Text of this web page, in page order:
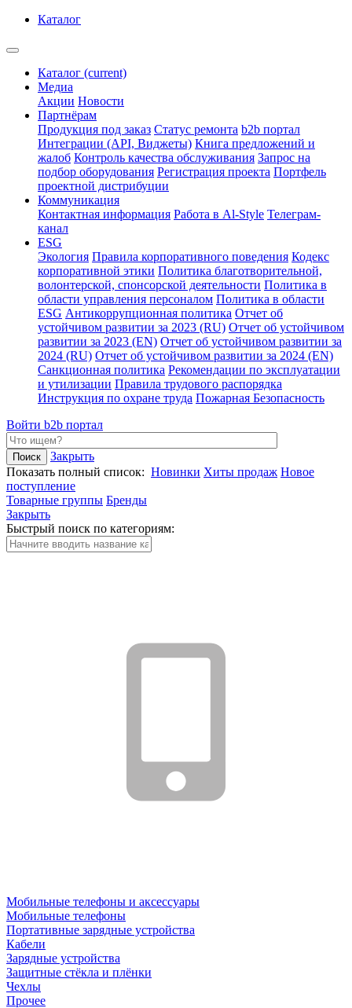
Каталог
Каталог (current)
Медиа
Акции Новости
Партнёрам
Продукция под заказ Статус ремонта b2b портал
Интеграции (API, Виджеты) Книга предложений и
жалоб Контроль качества обслуживания Запрос на
подбор оборудования Регистрация проекта Портфель
проектной дистрибуции
Коммуникация
Контактная информация Работа в Al-Style Телеграм-
канал
ESG
Экология Правила корпоративного поведения Кодекс
корпоративной этики Политика благотворительной,
волонтерской, спонсорской деятельности Политика в
области управления персоналом Политика в области
ESG Антикоррупционная политика Отчет об
устойчивом развитии за 2023 (RU) Отчет об устойчивом
развитии за 2023 (EN) Отчет об устойчивом развитии за
2024 (RU) Отчет об устойчивом развитии за 2024 (EN)
Санкционная политика Рекомендации по эксплуатации
и утилизации Правила трудового распорядка
Инструкция по охране труда Пожарная Безопасность
Войти b2b портал
Закрыть
Показать полный список: Новинки Хиты продаж Новое
поступление
Товарные группы Бренды
Закрыть
Быстрый поиск по категориям:
Мобильные телефоны и аксессуары
Мобильные телефоны
Портативные зарядные устройства
Кабели
Зарядные устройства
Защитные стёкла и плёнки
Чехлы
Прочее